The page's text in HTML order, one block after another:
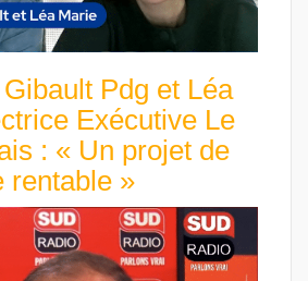
Pdg et Léa
Exécutive Le
: « Un projet de
rentable »